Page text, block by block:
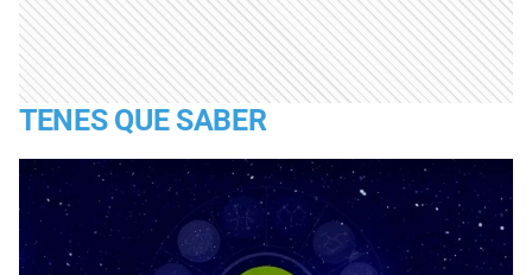
TENES QUE SABER